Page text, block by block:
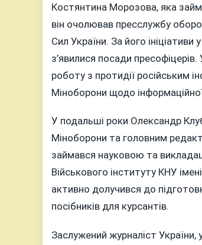
Костянтина Морозова, яка
він очолював пресслужбу
Сил України. За його
з’явилися посади
роботу з протидії російським
Міноборони щодо
У подальші роки Олександр
Міноборони та головним
займався науковою та
Військового інституту КНУ
активно долучився до
посібників для курсантів.
Заслужений журналіст України,